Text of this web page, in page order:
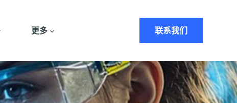
更多 联系我们